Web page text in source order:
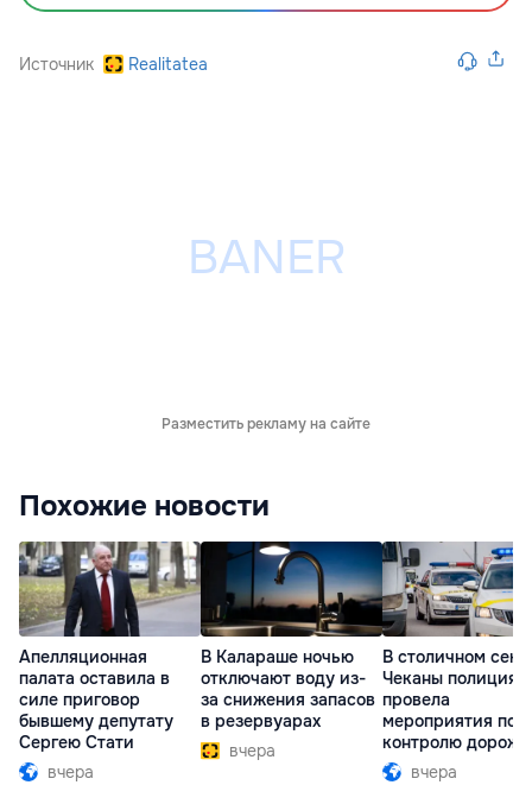
Источник Realitatea
Разместить рекламу на сайте
Похожие новости
Апелляционная
палата оставила в
силе приговор
бывшему депутату
Сергею Стати
вчера
В Калараше ночью
отключают воду из-
за снижения запасов
в резервуарах
вчера
В столичном
Чеканы полиция
провела
мероприятия по
контролю
движения
вчера